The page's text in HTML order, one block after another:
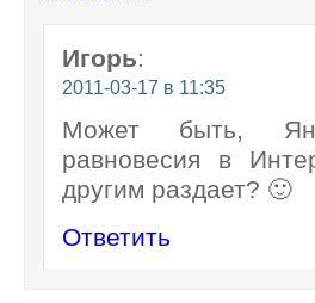
Игорь:
2011-03-17 в 11:35
Может быть,
равновесия в
другим раздает? 🙂
Ответить